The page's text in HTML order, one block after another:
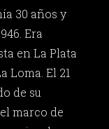
30 años y
Era
en La Plata
Loma. El 21
de su
marco de